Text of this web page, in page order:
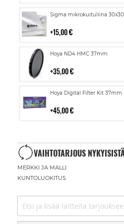
Sigma mikrokuituliina
15,00 €
Lisää
Hoya ND4 HMC 37mm
35,00 €
Lisää
Hoya Digital Filter Kit 37mm
45,00 €
Lisää
VAIHTOTARJOUS
MERKKI JA MALLI
KUNTOLUOKITUS